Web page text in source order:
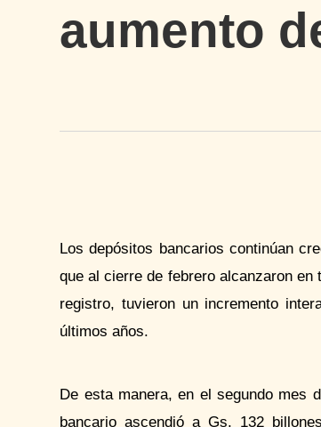
aumento
Los depósitos bancarios continúan
que al cierre de febrero alcanzaron
registro, tuvieron un incremento
últimos años.
De esta manera, en el segundo mes
bancario ascendió a Gs. 132